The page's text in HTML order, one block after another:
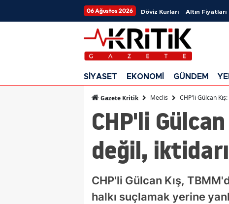
06 Ağustos 2026 Döviz Kurları Altın Fiyatları
SİYASET EKONOMİ GÜNDEM
Gazete Kritik Meclis CHP'li Gülcan
CHP'li
değil,
CHP'li Gülcan Kış,
halkı suçlamak yerine